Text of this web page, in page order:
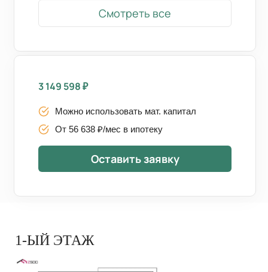
Смотреть все
3 149 598₽
Можно использовать мат. капитал
От 56 638 ₽/мес в ипотеку
Оставить заявку
1-ЫЙ ЭТАЖ